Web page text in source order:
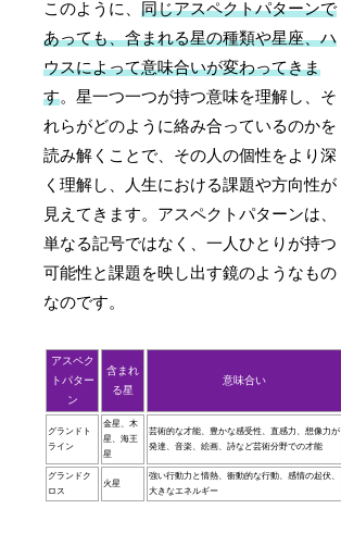
このように、同じアスペクトパターンで
あっても、含まれる星の種類や星座、ハ
ウスによって意味合いが変わってきま
す。星一つ一つが持つ意味を理解し、そ
れらがどのように絡み合っているのかを
読み解くことで、その人の個性をより深
く理解し、人生における課題や方向性が
見えてきます。アスペクトパターンは、
単なる記号ではなく、一人ひとりが持つ
可能性と課題を映し出す鏡のようなもの
なのです。
アスペク
トパター
ン
含まれ
る星
意味合い
グランドト
ライン
金星、木
星、海王
星
芸術的な才能、豊かな感受性、直感力、想像力が
発達、音楽、絵画、詩など芸術分野での才能
グランドク
ロス
火星
強い行動力と情熱、衝動的な行動、感情の起伏、
大きなエネルギー